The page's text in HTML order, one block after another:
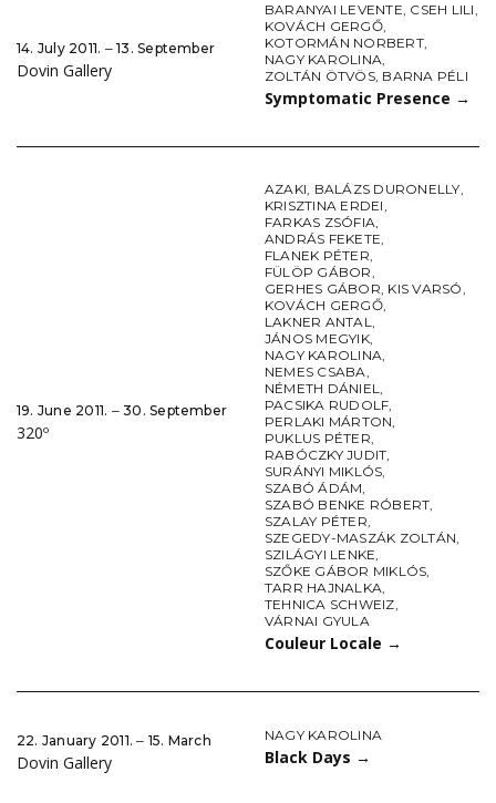
14. July 2011. ‒ 13. September
Dovin Gallery
BARANYAI LEVENTE, CSEH LILI,
KOVÁCH GERGŐ,
KOTORMÁN NORBERT,
NAGY KAROLINA,
ZOLTÁN ÖTVÖS, BARNA PÉLI
Symptomatic Presence →
19. June 2011. ‒ 30. September
320º
AZAKI, BALÁZS DURONELLY,
KRISZTINA ERDEI,
FARKAS ZSÓFIA,
ANDRÁS FEKETE,
FLANEK PÉTER,
FÜLÖP GÁBOR,
GERHES GÁBOR, KIS VARSÓ,
KOVÁCH GERGŐ,
LAKNER ANTAL,
JÁNOS MEGYIK,
NAGY KAROLINA,
NEMES CSABA,
NÉMETH DÁNIEL,
PACSIKA RUDOLF,
PERLAKI MÁRTON,
PUKLUS PÉTER,
RABÓCZKY JUDIT,
SURÁNYI MIKLÓS,
SZABÓ ÁDÁM,
SZABÓ BENKE RÓBERT,
SZALAY PÉTER,
SZEGEDY-MASZÁK ZOLTÁN,
SZILÁGYI LENKE,
SZŐKE GÁBOR MIKLÓS,
TARR HAJNALKA,
TEHNICA SCHWEIZ,
VÁRNAI GYULA
Couleur Locale →
22. January 2011. ‒ 15. March
Dovin Gallery
NAGY KAROLINA
Black Days →